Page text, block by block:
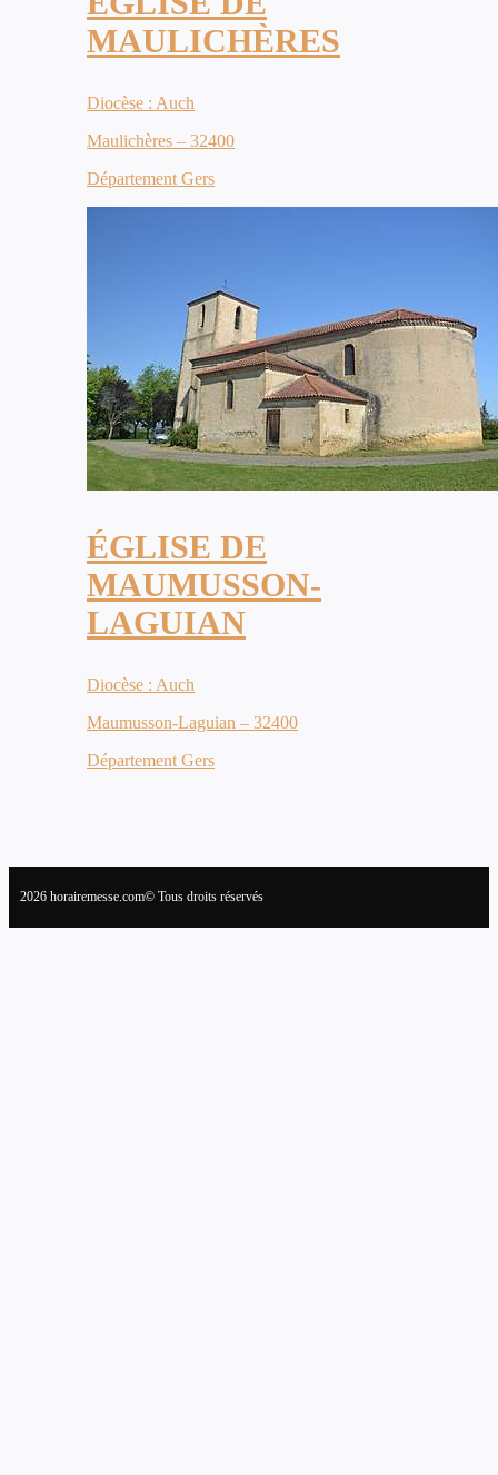
MAULICHÈRES
Diocèse : Auch
Maulichères – 32400
Département Gers
ÉGLISE DE
MAUMUSSON-
LAGUIAN
Diocèse : Auch
Maumusson-Laguian – 32400
Département Gers
2026 horairemesse.com© Tous droits réservés